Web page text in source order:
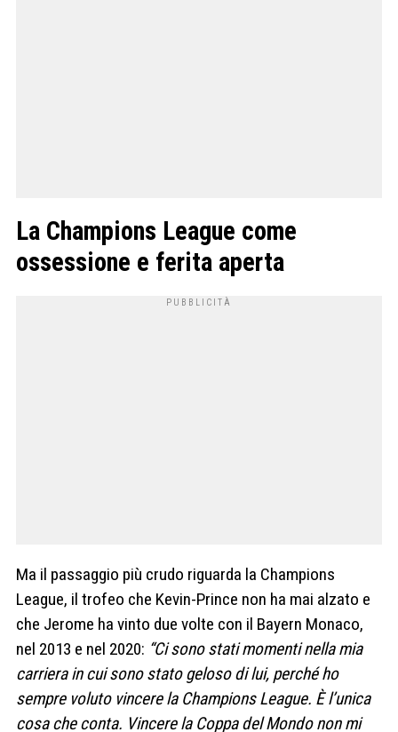
La Champions League come
ossessione e ferita aperta
Ma il passaggio più crudo riguarda la Champions
League, il trofeo che Kevin-Prince non ha mai alzato e
che Jerome ha vinto due volte con il Bayern Monaco,
nel 2013 e nel 2020: “Ci sono stati momenti nella mia
carriera in cui sono stato geloso di lui, perché ho
sempre voluto vincere la Champions League. È l’unica
cosa che conta. Vincere la Coppa del Mondo non mi